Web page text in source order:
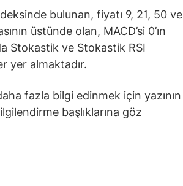
bulunan, fiyatı 9, 21, 50 ve
üstünde olan, MACD’si 0’ın
Stokastik ve Stokastik RSI
yer almaktadır.
fazla bilgi edinmek için yazının
başlıklarına göz